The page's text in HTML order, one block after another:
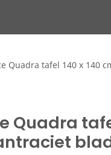
Quadra tafel 140 x 140
Quadra